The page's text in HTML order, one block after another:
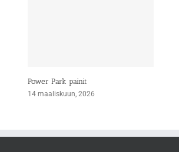
Power Park painit
14 maaliskuun, 2026